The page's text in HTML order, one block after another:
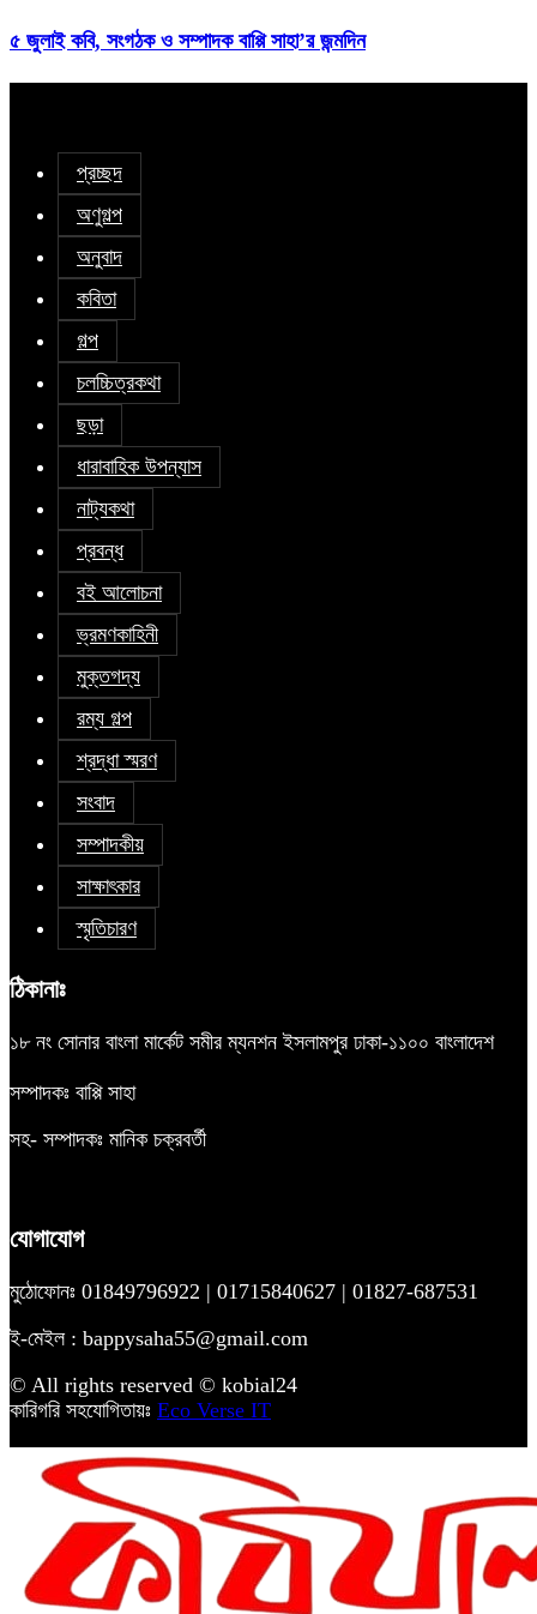
৫ জুলাই কবি, সংগঠক ও সম্পাদক বাপ্পি সাহা’র জন্মদিন
প্রচ্ছদ
অণুগল্প
অনুবাদ
কবিতা
গল্প
চলচ্চিত্রকথা
ছড়া
ধারাবাহিক উপন্যাস
নাট্যকথা
প্রবন্ধ
বই আলোচনা
ভ্রমণকাহিনী
মুক্তগদ্য
রম্য গল্প
শ্রদ্ধা স্মরণ
সংবাদ
সম্পাদকীয়
সাক্ষাৎকার
স্মৃতিচারণ
ঠিকানাঃ
১৮ নং সোনার বাংলা মার্কেট সমীর ম্যনশন ইসলামপুর ঢাকা-১১০০ বাংলাদেশ
সম্পাদকঃ বাপ্পি সাহা
সহ- সম্পাদকঃ মানিক চক্রবর্তী
যোগাযোগ
মুঠোফোনঃ 01849796922 | 01715840627 | 01827-687531
ই-মেইল : bappysaha55@gmail.com
© All rights reserved © kobial24
কারিগরি সহযোগিতায়ঃ Eco Verse IT